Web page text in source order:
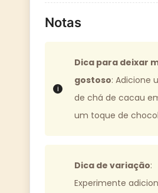
Notas
Dica para deixar
gostoso: Adicione
de chá de cacau
um toque de
Dica de variação:
Experimente